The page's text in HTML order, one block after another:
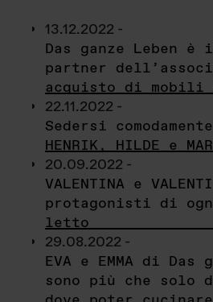
13.12.2022 -
Das ganze Leben è
partner
acquisto di mobili
22.11.2022 -
Sedersi
HENRIK, HILDE e
20.09.2022 -
VALENTINA e
protagonisti di
letto
29.08.2022 -
EVA e EMMA di Das
sono più che solo